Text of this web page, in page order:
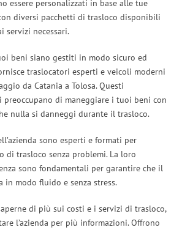
essere personalizzati in base alle tue
diversi pacchetti di trasloco disponibili
servizi necessari.
beni siano gestiti in modo sicuro ed
traslocatori esperti e veicoli moderni
da Catania a Tolosa. Questi
di maneggiare i tuoi beni con
nulla si danneggi durante il trasloco.
sono esperti e formati per
di trasloco senza problemi. La loro
sono fondamentali per garantire che il
in modo fluido e senza stress.
di più sui costi e i servizi di trasloco,
l’azienda per più informazioni. Offrono